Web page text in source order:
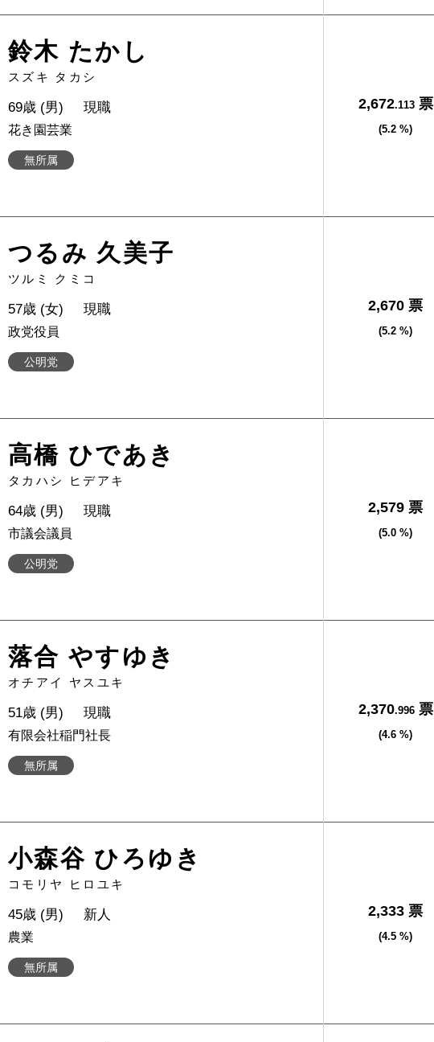
鈴木 たかし
スズキ タカシ
無所属
69歳 (男) 現職
花き園芸業
2,672.113票
(5.2 %)
つるみ 久美子
ツルミ クミコ
公明党
57歳 (女) 現職
政党役員
2,670 票
(5.2 %)
高橋 ひであき
タカハシ ヒデアキ
公明党
64歳 (男) 現職
市議会議員
2,579 票
(5.0 %)
落合 やすゆき
オチアイ ヤスユキ
無所属
51歳 (男) 現職
有限会社稲門社長
2,370.996票
(4.6 %)
小森谷 ひろゆき
コモリヤ ヒロユキ
無所属
45歳 (男) 新人
農業
2,333 票
(4.5 %)